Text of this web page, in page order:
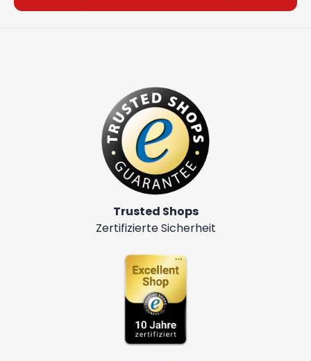
Trusted Shops
Zertifizierte Sicherheit